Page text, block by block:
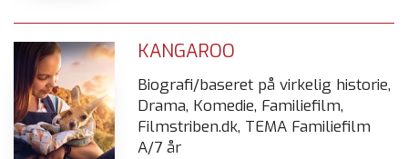
KANGAROO
Biografi/baseret på virkelig historie,
Drama, Komedie, Familiefilm,
Filmstriben.dk, TEMA Familiefilm
A/7 år